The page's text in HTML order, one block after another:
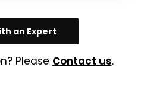
an Expert
Please Contact us.